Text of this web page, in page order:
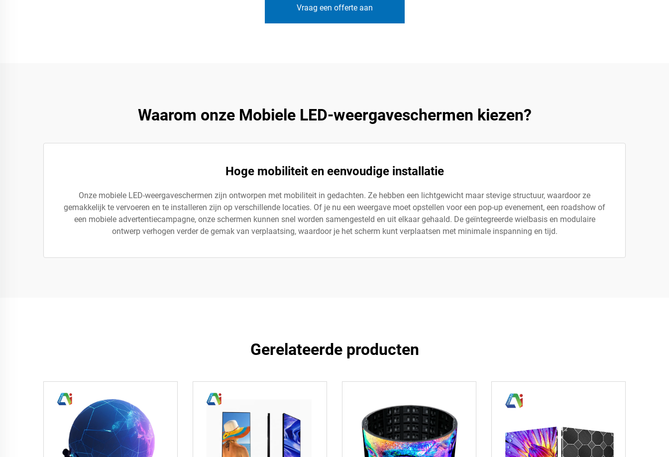
Vraag een offerte aan
Waarom onze Mobiele LED-weergaveschermen kiezen?
Hoge mobiliteit en eenvoudige installatie
Onze mobiele LED-weergaveschermen zijn ontworpen met mobiliteit in gedachten. Ze hebben een lichtgewicht maar stevige structuur, waardoor ze
gemakkelijk te vervoeren en te installeren zijn op verschillende locaties. Of je nu een weergave moet opstellen voor een pop-up evenement, een roadshow of
een mobiele advertentiecampagne, onze schermen kunnen snel worden samengesteld en uit elkaar gehaald. De geïntegreerde wielbasis en modulaire
ontwerp verhogen verder de gemak van verplaatsing, waardoor je het scherm kunt verplaatsen met minimale inspanning en tijd.
Gerelateerde producten